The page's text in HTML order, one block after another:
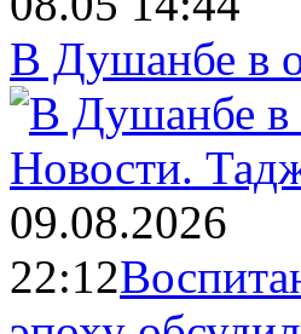
В Душанбе в
Новости.
09.08.2026
22:12